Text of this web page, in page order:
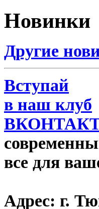
Новинки
Другие
Вступай
в наш клуб
все для
Адрес: г.